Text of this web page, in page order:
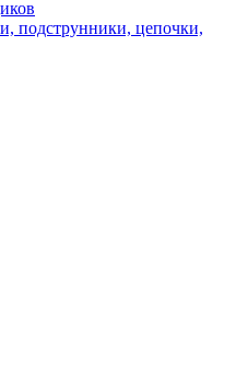
подструнники, цепочки,